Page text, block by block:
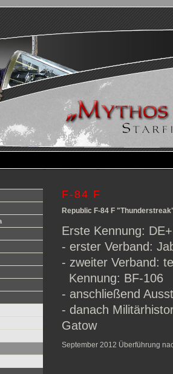
F-84 F
Republic F-84 F
Erste Kennung:
- erster Verband:
- zweiter Verband:
Kennung: BF-106
- anschließend
- danach
Gatow
September 2012 Überführung